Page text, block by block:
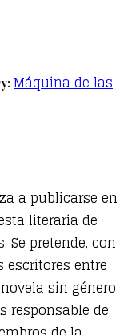
Máquina de las
a publicarse en
literaria de
Se pretende, con
escritores entre
sin género
responsable de